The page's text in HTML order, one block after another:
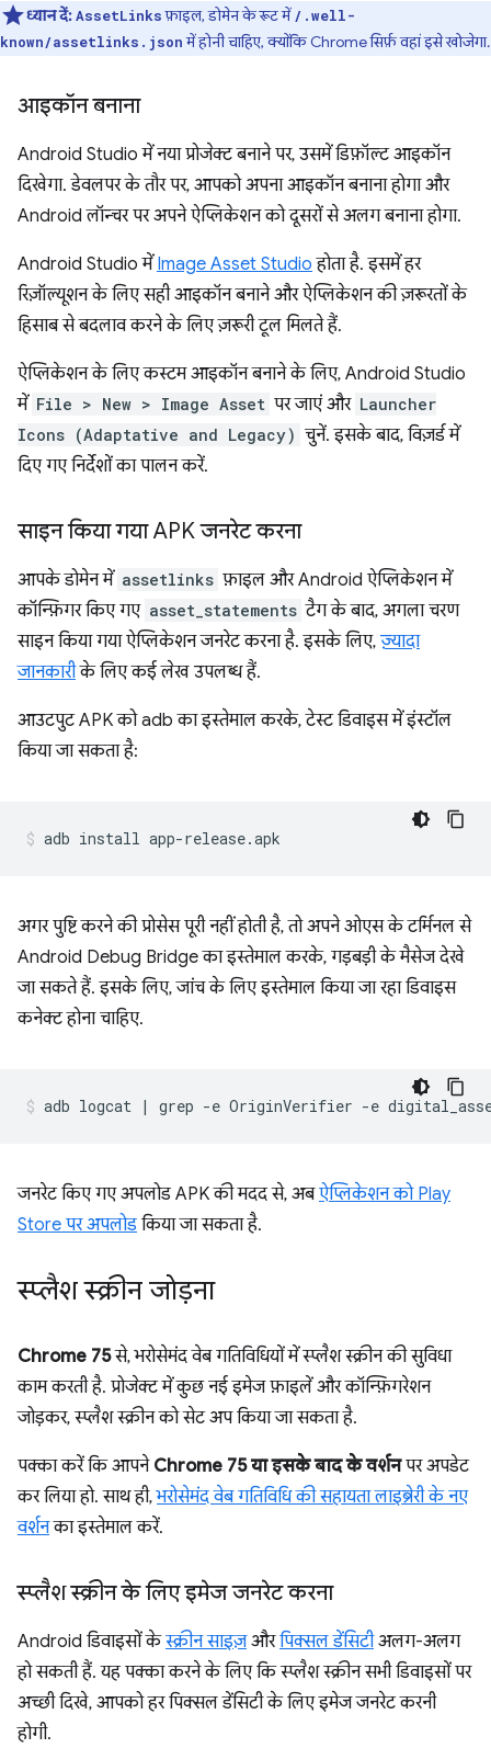
ध्यान दें:AssetLinksफ़ाइल, डोमेन के रूट में /.well-
known/assetlinks.jsonमें होनी चाहिए, क्योंकि Chrome सिर्फ़ वहां इसे खोजेगा.
आइकॉन बनाना
Android Studio में नया प्रोजेक्ट बनाने पर, उसमें डिफ़ॉल्ट आइकॉन
दिखेगा. डेवलपर के तौर पर, आपको अपना आइकॉन बनाना होगा और
Android लॉन्चर पर अपने ऐप्लिकेशन को दूसरों से अलग बनाना होगा.
Android Studio में Image Asset Studio होता है. इसमें हर
रिज़ॉल्यूशन के लिए सही आइकॉन बनाने और ऐप्लिकेशन की ज़रूरतों के
हिसाब से बदलाव करने के लिए ज़रूरी टूल मिलते हैं.
ऐप्लिकेशन के लिए कस्टम आइकॉन बनाने के लिए, Android Studio
में File > New > Image Asset पर जाएं और Launcher
Icons (Adaptative and Legacy) चुनें. इसके बाद, विज़र्ड में
दिए गए निर्देशों का पालन करें.
साइन किया गया APK जनरेट करना
आपके डोमेन में assetlinks फ़ाइल और Android ऐप्लिकेशन में
कॉन्फ़िगर किए गए asset_statements टैग के बाद, अगला चरण
साइन किया गया ऐप्लिकेशन जनरेट करना है. इसके लिए, ज़्यादा
जानकारीके लिए कई लेख उपलब्ध हैं.
आउटपुट APK को adb का इस्तेमाल करके, टेस्ट डिवाइस में इंस्टॉल
किया जा सकता है:
अगर पुष्टि करने की प्रोसेस पूरी नहीं होती है, तो अपने ओएस के टर्मिनल से
Android Debug Bridge का इस्तेमाल करके, गड़बड़ी के मैसेज देखे
जा सकते हैं. इसके लिए, जांच के लिए इस्तेमाल किया जा रहा डिवाइस
कनेक्ट होना चाहिए.
जनरेट किए गए अपलोड APK की मदद से, अबऐप्लिकेशन को Play
Store पर अपलोड किया जा सकता है.
स्प्लैश स्क्रीन जोड़ना
Chrome 75से, भरोसेमंद वेब गतिविधियों में स्प्लैश स्क्रीन की सुविधा
काम करती है. प्रोजेक्ट में कुछ नई इमेज फ़ाइलें और कॉन्फ़िगरेशन
जोड़कर, स्प्लैश स्क्रीन को सेट अप किया जा सकता है.
पक्का करें कि आपने Chrome 75 या इसके बाद के वर्शनपर अपडेट
कर लिया हो. साथ ही,भरोसेमंद वेब गतिविधि की सहायता लाइब्रेरी के नए
वर्शनका इस्तेमाल करें.
स्प्लैश स्क्रीन के लिए इमेज जनरेट करना
Android डिवाइसों केस्क्रीन साइज़औरपिक्सल डेंसिटीअलग-अलग
हो सकती हैं. यह पक्का करने के लिए कि स्प्लैश स्क्रीन सभी डिवाइसों पर
अच्छी दिखे, आपको हर पिक्सल डेंसिटी के लिए इमेज जनरेट करनी
होगी.